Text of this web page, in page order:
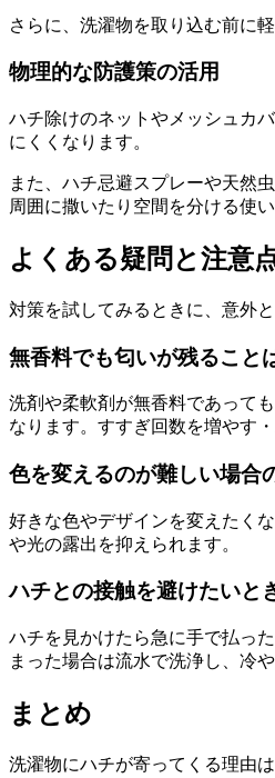
さらに、洗濯物を取り込む前に
物理的な防護策の活用
ハチ除けのネットやメッシュカ
にくくなります。
また、ハチ忌避スプレーや天然
周囲に撒いたり空間を分ける使
よくある疑問と注意
対策を試してみるときに、意外
無香料でも匂いが残ること
洗剤や柔軟剤が無香料であって
なります。すすぎ回数を増やす
色を変えるのが難しい場合
好きな色やデザインを変えたく
や光の露出を抑えられます。
ハチとの接触を避けたいと
ハチを見かけたら急に手で払っ
まった場合は流水で洗浄し、冷
まとめ
洗濯物にハチが寄ってくる理由